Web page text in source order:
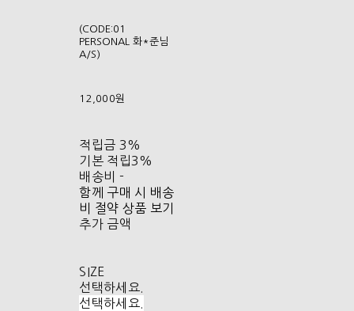
(CODE:01
PERSONAL 화*준님
A/S)
12,000원
적립금 3%
기본 적립3%
배송비 -
함께 구매 시 배송
비 절약 상품 보기
추가 금액
SIZE
선택하세요.
선택하세요.